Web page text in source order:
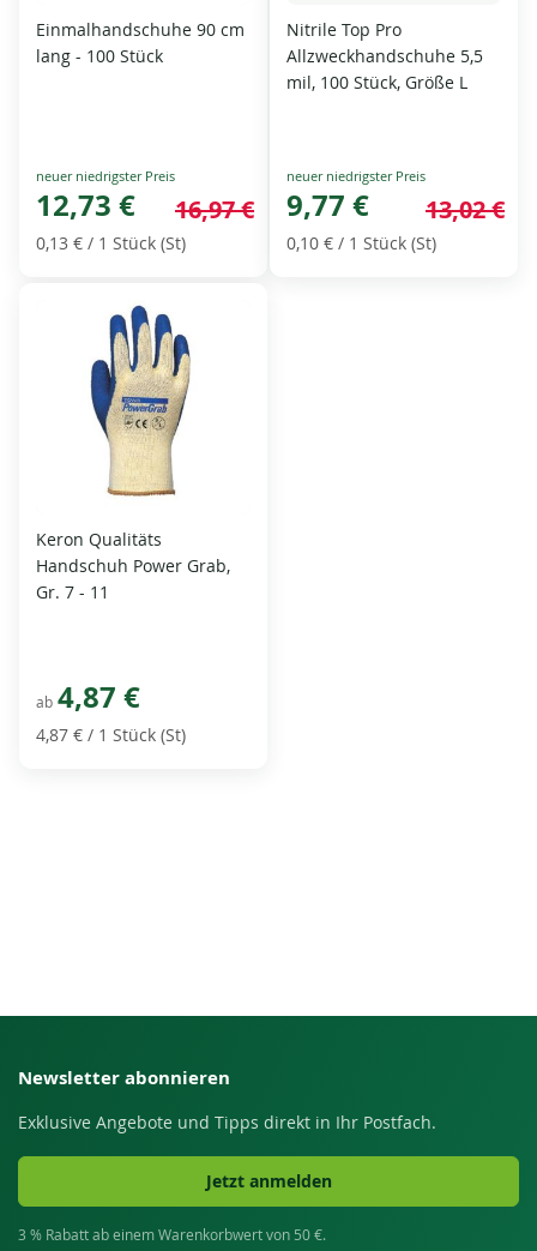
Einmalhandschuhe 90 cm
lang - 100 Stück
Special
Price
12,73 € 16,97 €
0,13 € / 1 Stück (St)
Nitrile Top Pro
Allzweckhandschuhe 5,5
mil, 100 Stück, Größe L
Special
Price
9,77 € 13,02 €
0,10 € / 1 Stück (St)
Keron Qualitäts
Handschuh Power Grab,
Gr. 7 - 11
ab 4,87 €
4,87 € / 1 Stück (St)
Newsletter abonnieren
Exklusive Angebote und Tipps direkt in Ihr Postfach.
Jetzt anmelden
3 % Rabatt ab einem Warenkorbwert von 50 €.